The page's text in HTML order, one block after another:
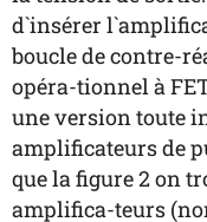
d`insérer
boucle de contre-
opéra-tionnel à
une version toute
amplificateurs de
que la figure 2 on
amplifica-teurs